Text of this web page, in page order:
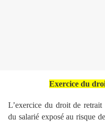
Exercice du
L’exercice du droit de
du salarié exposé au risque